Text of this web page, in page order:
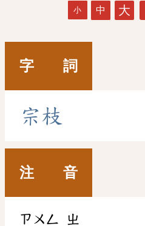
小 中 大
字 詞
宗枝
注 音
ㄗㄨㄥ ㄓ